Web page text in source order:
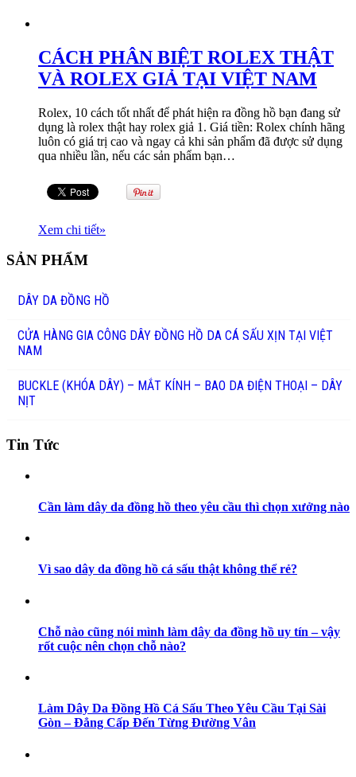
CÁCH PHÂN BIỆT ROLEX THẬT
VÀ ROLEX GIẢ TẠI VIỆT NAM
Rolex, 10 cách tốt nhất để phát hiện ra đồng hồ bạn đang sử
dụng là rolex thật hay rolex giả 1. Giá tiền: Rolex chính hãng
luôn có giá trị cao và ngay cả khi sản phẩm đã được sử dụng
qua nhiều lần, nếu các sản phẩm bạn…
Xem chi tiết»
SẢN PHẨM
DÂY DA ĐỒNG HỒ
CỬA HÀNG GIA CÔNG DÂY ĐỒNG HỒ DA CÁ SẤU XỊN TẠI VIỆT
NAM
BUCKLE (KHÓA DÂY) – MẮT KÍNH – BAO DA ĐIỆN THOẠI – DÂY
NỊT
Tin Tức
Cần làm dây da đồng hồ theo yêu cầu thì chọn xưởng nào
Vì sao dây da đồng hồ cá sấu thật không thể rẻ?
Chỗ nào cũng nói mình làm dây da đồng hồ uy tín – vậy
rốt cuộc nên chọn chỗ nào?
Làm Dây Da Đồng Hồ Cá Sấu Theo Yêu Cầu Tại Sài
Gòn – Đẳng Cấp Đến Từng Đường Vân